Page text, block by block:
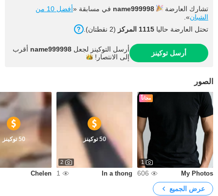
تشارك العارضة name999998 في مسابقة «
أفضل 10 من
الشبان».
تحتل العارضة حاليا 1115 المركز (2 نقطتان).
أرسل توكينز أرسل التوكينز لجعل name999998 أقرب
إلى الانتصار!
الصور
مجاناً
1
My Photos
606
50 توكينز
2
In a thong
1
50 توكينز
Chelen
عرض الجميع